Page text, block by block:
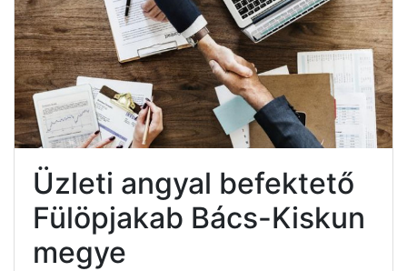
Üzleti angyal befektető
Fülöpjakab Bács-Kiskun
megye